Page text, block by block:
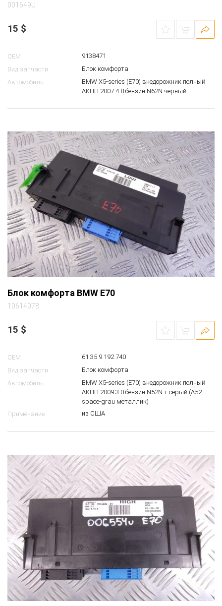
001649U
15 $
OEM
9138471
Вид запчасти
Блок комфорта
Автомобиль
BMW X5-series (E70) внедорожник полный
АКПП 2007 4.8 бензин N62N черный
Блок комфорта BMW E70
10614078
15 $
OEM
61 35 9 192 740
Вид запчасти
Блок комфорта
Автомобиль
BMW X5-series (E70) внедорожник полный
АКПП 2009 3.0 бензин N52N т.серый (A52
space-grau металлик)
Примечание
из США